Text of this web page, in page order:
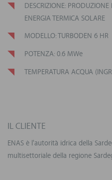
DESCRIZIONE:
ENERGIA TERMICA SOLARE
MODELLO: TURBODEN 6 HR
POTENZA: 0.6 MWe
TEMPERATURA ACQUA
IL CLIENTE
ENAS è l'autorità idrica della
multisettoriale della regione